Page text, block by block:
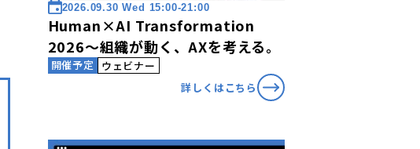
2026.09.30 Wed 15:00-21:00
Human×AI Transformation
2026〜組織が動く、AXを考える。
開催予定
ウェビナー
詳しくはこちら